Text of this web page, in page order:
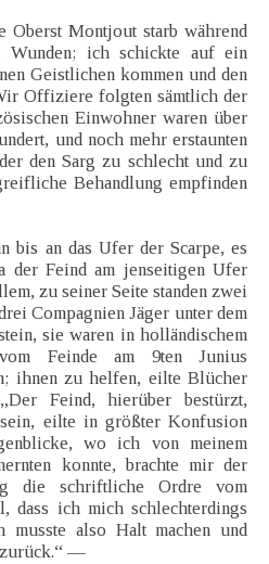
Oberst Montjout starb während
Wunden; ich schickte auf ein
Geistlichen kommen und den
Offiziere folgten sämtlich der
Einwohner waren über
und noch mehr erstaunten
den Sarg zu schlecht und zu
Behandlung empfinden
bis an das Ufer der Scarpe, es
der Feind am jenseitigen Ufer
zu seiner Seite standen zwei
Compagnien Jäger unter dem
sie waren in holländischem
Feinde am 9ten Junius
ihnen zu helfen, eilte Blücher
Feind, hierüber bestürzt,
eilte in größter Konfusion
wo ich von meinem
konnte, brachte mir der
die schriftliche Ordre vom
dass ich mich schlechterdings
musste also Halt machen und
zurück.“ —